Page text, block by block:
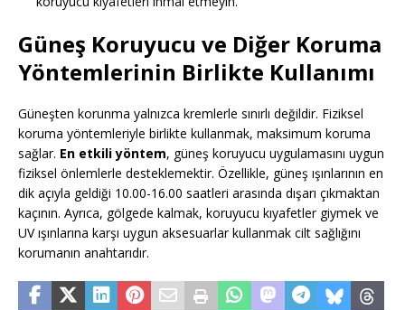
Güneş Koruyucu ve Diğer Koruma
Yöntemlerinin Birlikte Kullanımı
Güneşten korunma yalnızca kremlerle sınırlı değildir. Fiziksel
koruma yöntemleriyle birlikte kullanmak, maksimum koruma
sağlar. En etkili yöntem, güneş koruyucu uygulamasını uygun
fiziksel önlemlerle desteklemektir. Özellikle, güneş ışınlarının en
dik açıyla geldiği 10.00-16.00 saatleri arasında dışarı çıkmaktan
kaçının. Ayrıca, gölgede kalmak, koruyucu kıyafetler giymek ve
UV ışınlarına karşı uygun aksesuarlar kullanmak cilt sağlığını
korumanın anahtarıdır.